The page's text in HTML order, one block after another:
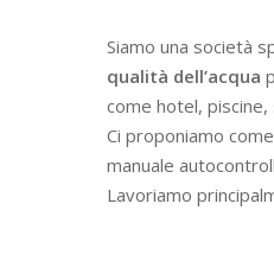
Siamo una società
qualità dell’acqua
come hotel,
Ci proponiamo
manuale
Lavoriamo